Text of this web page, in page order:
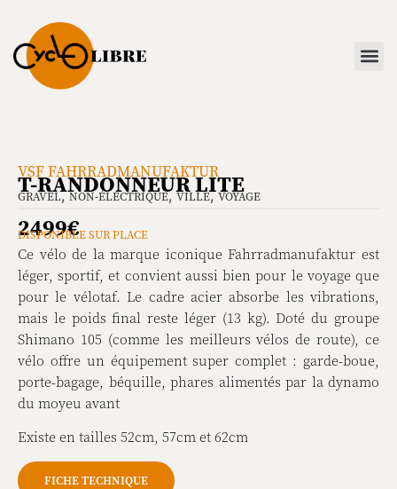
VSF FAHRRADMANUFAKTUR
T-RANDONNEUR LITE
GRAVEL, NON-ÉLECTRIQUE, VILLE, VOYAGE
2499€
DISPONIBLE SUR PLACE
Ce vélo de la marque iconique Fahrradmanufaktur est
léger, sportif, et convient aussi bien pour le voyage que
pour le vélotaf. Le cadre acier absorbe les vibrations,
mais le poids final reste léger (13 kg). Doté du groupe
Shimano 105 (comme les meilleurs vélos de route), ce
vélo offre un équipement super complet : garde-boue,
porte-bagage, béquille, phares alimentés par la dynamo
du moyeu avant
Existe en tailles 52cm, 57cm et 62cm
FICHE TECHNIQUE